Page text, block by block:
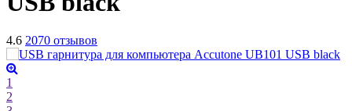
4.6 2070 отзывов
1
2